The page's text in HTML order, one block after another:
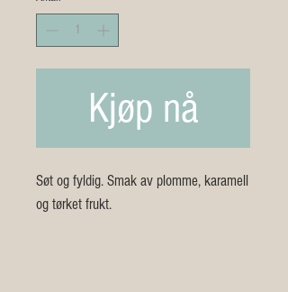
Kjøp nå
Søt og fyldig. Smak av plomme, karamell
og tørket frukt.